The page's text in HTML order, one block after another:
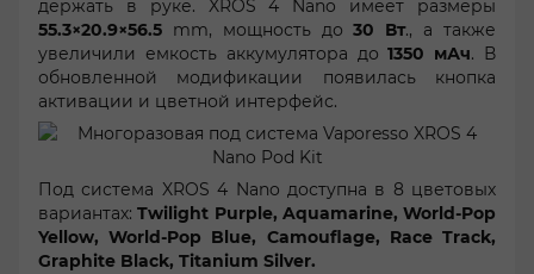
держать в руке. XROS 4 Nano имеет размеры
55.3×20.9×56.5 mm, мощность до30 Вт., а также
увеличили емкость аккумулятора до1350 мАч. В
обновленной модификации появилась кнопка
активации и цветной интерфейс.
Под система XROS 4 Nano доступна в 8 цветовых
вариантах:Twilight Purple, Aquamarine, World-Pop
Yellow, World-Pop Blue, Camouflage, Race Track,
Graphite Black, Titanium Silver.